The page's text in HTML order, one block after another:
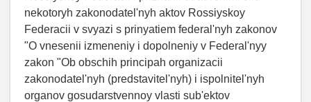
nekotoryh zakonodatel'nyh aktov Rossiyskoy
Federacii v svyazi s prinyatiem federal'nyh zakonov
"O vnesenii izmeneniy i dopolneniy v Federal'nyy
zakon "Ob obschih principah organizacii
zakonodatel'nyh (predstavitel'nyh) i ispolnitel'nyh
organov gosudarstvennoy vlasti sub'ektov